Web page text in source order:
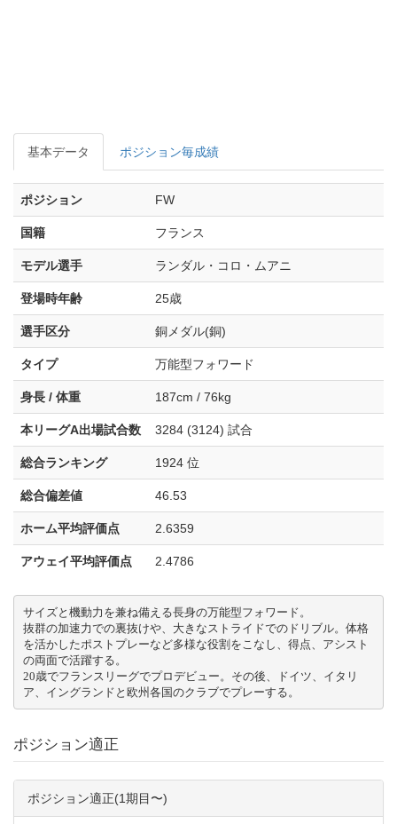
基本データ ポジション毎成績
ポジション FW
国籍 フランス
モデル選手 ランダル・コロ・ムアニ
登場時年齢 25歳
選手区分 銅メダル(銅)
タイプ 万能型フォワード
身長 / 体重 187cm / 76kg
本リーグA出場試合数 3284 (3124) 試合
総合ランキング 1924 位
総合偏差値 46.53
ホーム平均評価点 2.6359
アウェイ平均評価点 2.4786
サイズと機動力を兼ね備える長身の万能型フォワード。
抜群の加速力での裏抜けや、大きなストライドでのドリブル。体格
を活かしたポストプレーなど多様な役割をこなし、得点、アシスト
の両面で活躍する。
20歳でフランスリーグでプロデビュー。その後、ドイツ、イタリ
ア、イングランドと欧州各国のクラブでプレーする。
ポジション適正
ポジション適正(1期目〜)